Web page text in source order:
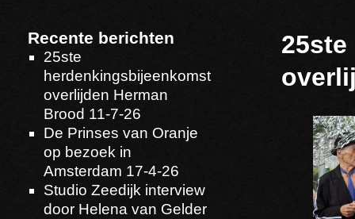
Recente berichten
25ste
herdenkingsbijeenkomst
overlijden Herman
Brood 11-7-26
De Prinses van Oranje
op bezoek in
Amsterdam 17-4-26
Studio Zeedijk interview
door Helena van Gelder